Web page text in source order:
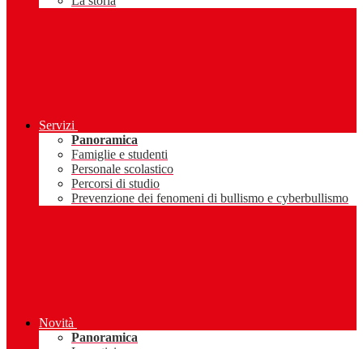
Servizi
Panoramica
Famiglie e studenti
Personale scolastico
Percorsi di studio
Prevenzione dei fenomeni di bullismo e cyberbullismo
Novità
Panoramica